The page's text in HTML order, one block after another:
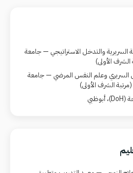
السريرية والتدخل الاستراتيجي — جامعة
السريري وعلم النفس المرضي — جامعة
الشرف الأولى)
(DoH)، أبوظبي